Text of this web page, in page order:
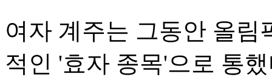
여자 계주는 그동안 올림
적인 '효자 종목'으로 통